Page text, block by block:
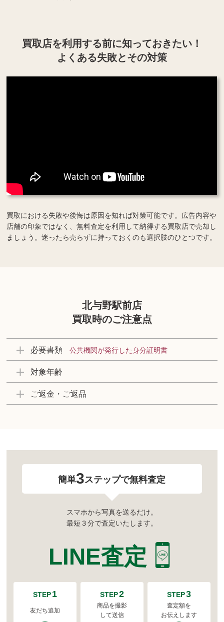
買取店を利用する前に知っておきたい！
よくある失敗とその対策
買取における失敗や後悔は原因を知れば対策可能です。広告内容や
店舗の印象ではなく、無料査定を利用して納得する買取店で売却し
ましょう。迷ったら売らずに持っておくのも選択肢のひとつです。
北与野駅前店
買取時のご注意点
必要書類 公共機関が発行した身分証明書
対象年齢
ご返金・ご返品
簡単3ステップで無料査定
スマホから写真を送るだけ。
最短３分で査定いたします。
LINE査定
STEP1
友だち追加
STEP2
商品を撮影
して送信
STEP3
査定額を
お伝えします